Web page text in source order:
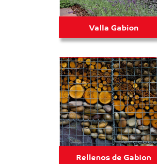
Valla Gabion
Rellenos de Gabion